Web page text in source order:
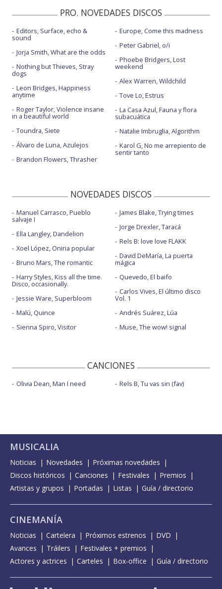
PRO. NOVEDADES DISCOS
Editors, Surface, echo &
sound
Jorja Smith, What are the odds
Nothing but Thieves, Stray
dogs
Leon Bridges, Happiness
anytime
Roger Taylor, Violence insane
in a beautiful world
Toundra, Siete
Álvaro de Luna, Azulejos
Brandon Flowers, Thrasher
Europe, Come this madness
Peter Gabriel, o/i
Phoebe Bridgers, Lost
weekend
Alex Warren, Wildchild
Tove Lo, Estrus
La Casa Azul, Fauna y flora
subacuática
Natalie Imbruglia, Algorithm
Karol G, No me arrepiento de
sentir tanto
NOVEDADES DISCOS
Manuel Carrasco, Pueblo
salvaje I
Ella Langley, Dandelion
Xoel López, Oniria popular
Bruno Mars, The romantic
Harry Styles, Kiss all the time.
Disco, occasionally.
Jessie Ware, Superbloom
Malú, Quince
Sienna Spiro, Visitor
James Blake, Trying times
Jorge Drexler, Taracá
Rels B: love love FLAKK
David DeMaría, La puerta
mágica
Quevedo, El baifo
Carlos Vives, El último disco
Vol. 1
Andrés Suárez, Lúa
Muse, The wow! signal
CANCIONES
Olivia Dean, Man I need Rels B, Tu vas sin (fav)
MUSICALIA
Noticias Novedades
Próximas novedades
Discos históricos
Canciones Festivales
Premios
Artistas y grupos
Portadas Listas Guía / directorio
CINEMANÍA
Noticias Cartelera Próximos estrenos
DVD
Avances
Tráilers
Festivales + premios
Actores y actrices
Carteles Box-office Guía / directorio